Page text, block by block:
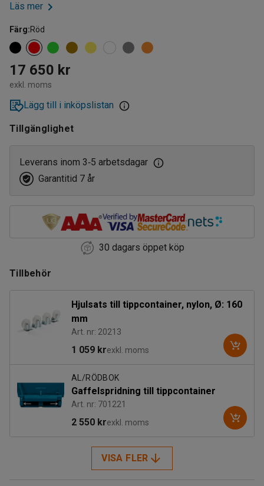
Läs mer
Färg:Röd
17 650 kr
exkl. moms
Lägg till i inköpslistan
Tillgänglighet
Leverans inom 3‑5 arbetsdagar
Garantitid 7 år
30 dagars öppet köp
Tillbehör
Hjulsats till tippcontainer, nylon, Ø: 160
mm
Art. nr: 20213
1 059 krexkl. moms
AL/RÖDBOK
Gaffelspridning till tippcontainer
Art. nr: 701221
2 550 krexkl. moms
VISA FLER